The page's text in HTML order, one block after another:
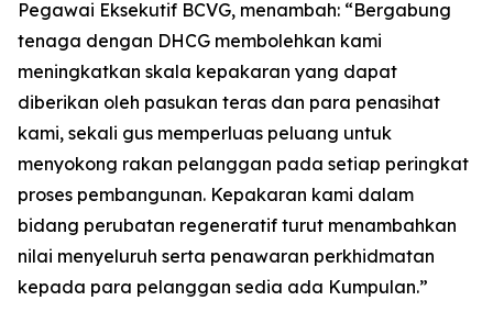
Pegawai Eksekutif BCVG, menambah: “Bergabung
tenaga dengan DHCG membolehkan kami
meningkatkan skala kepakaran yang dapat
diberikan oleh pasukan teras dan para penasihat
kami, sekali gus memperluas peluang untuk
menyokong rakan pelanggan pada setiap peringkat
proses pembangunan. Kepakaran kami dalam
bidang perubatan regeneratif turut menambahkan
nilai menyeluruh serta penawaran perkhidmatan
kepada para pelanggan sedia ada Kumpulan.”